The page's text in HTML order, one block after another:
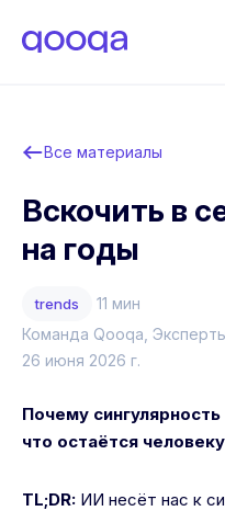
Все материалы
Вскочить в
на годы
trends
11 мин
Команда Qooqa ,
26 июня 2026 г.
Почему
что остаётся человеку
TL;DR: ИИ несёт нас к